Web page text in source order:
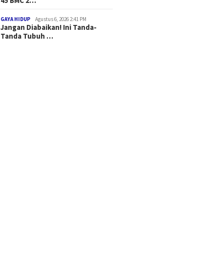
GAYA HIDUP Agustus 6, 2026 2:41 PM
Jangan Diabaikan! Ini Tanda-
Tanda Tubuh …